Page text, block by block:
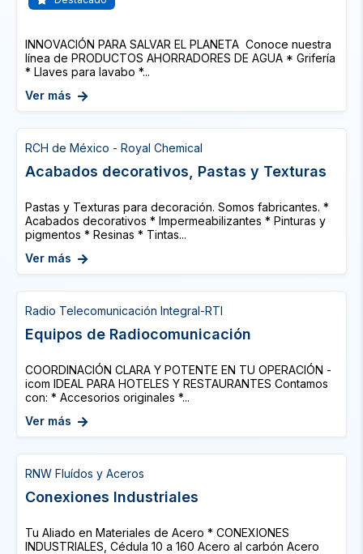
INNOVACIÓN PARA SALVAR EL PLANETA Conoce nuestra
línea de PRODUCTOS AHORRADORES DE AGUA * Grifería
* Llaves para lavabo *...
Ver más
RCH de México - Royal Chemical
Acabados decorativos, Pastas y Texturas
Pastas y Texturas para decoración. Somos fabricantes. *
Acabados decorativos * Impermeabilizantes * Pinturas y
pigmentos * Resinas * Tintas...
Ver más
Radio Telecomunicación Integral-RTI
Equipos de Radiocomunicación
COORDINACIÓN CLARA Y POTENTE EN TU OPERACIÓN -
icom IDEAL PARA HOTELES Y RESTAURANTES Contamos
con: * Accesorios originales *...
Ver más
RNW Fluídos y Aceros
Conexiones Industriales
Tu Aliado en Materiales de Acero * CONEXIONES
INDUSTRIALES, Cédula 10 a 160 Acero al carbón Acero